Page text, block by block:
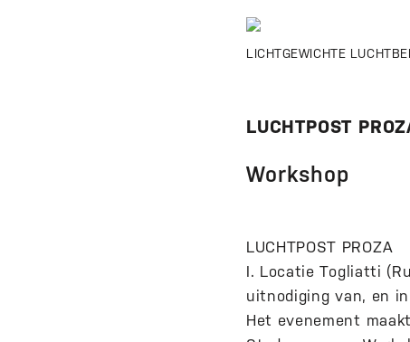
LICHTGEWICHTE
LUCHTPOST
Workshop
LUCHTPOST PROZA
I. Locatie Togliatti
uitnodiging van, en
Het evenement